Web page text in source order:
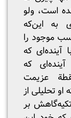
است، ولو
به این‌که
موجود را
آینده‌ای که
که
عزیمت
تحلیلی از
تکیه‌گاهش بر